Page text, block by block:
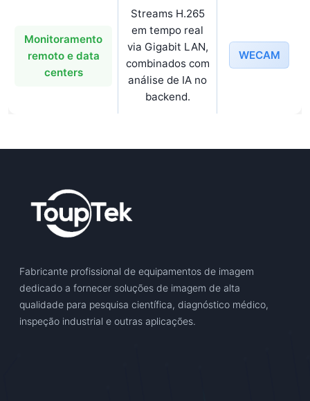
Monitoramento
remoto e data
centers
Streams H.265
em tempo real
via Gigabit LAN,
combinados com
análise de IA no
backend.
WECAM
Fabricante profissional de equipamentos de imagem
dedicado a fornecer soluções de imagem de alta
qualidade para pesquisa científica, diagnóstico médico,
inspeção industrial e outras aplicações.